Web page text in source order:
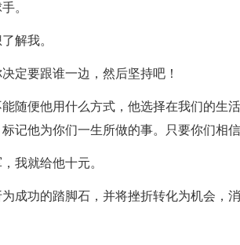
。
解我。
定要跟谁一边，然后坚持吧！
随便他用什么方式，他选择在我们的生
记他为你们一生所做的事。只要你们相信
我就给他十元。
成功的踏脚石，并将挫折转化为机会，